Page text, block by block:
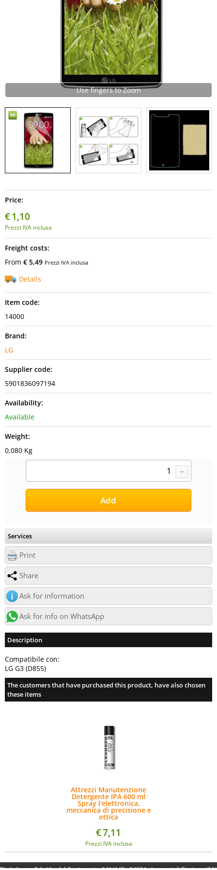
Use fingers to Zoom
Price:
€1,10
Prezzi IVA inclusa
Freight costs:
From € 5,49 Prezzi IVA inclusa
Details
Item code:
14000
Brand:
LG
Supplier code:
5901836097194
Availability:
Available
Weight:
0,080 Kg
Services
Print
Share
Ask for information
Ask for info on WhatsApp
Description
Compatibile con:
LG G3 (D855)
The customers that have purchased this product, have also chosen
these items
Attrezzi Manutenzione
Detergente IPA 600 ml
Spray l'elettronica,
meccanica di precisione e
ottica
€7,11
Prezzi IVA inclusa